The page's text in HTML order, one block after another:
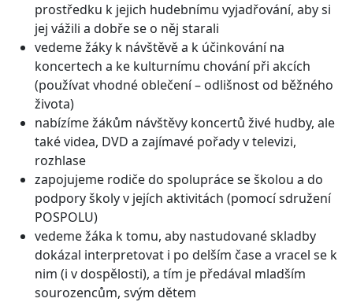
prostředku k jejich hudebnímu vyjadřování, aby si
jej vážili a dobře se o něj starali
vedeme žáky k návštěvě a k účinkování na
koncertech a ke kulturnímu chování při akcích
(používat vhodné oblečení – odlišnost od běžného
života)
nabízíme žákům návštěvy koncertů živé hudby, ale
také videa, DVD a zajímavé pořady v televizi,
rozhlase
zapojujeme rodiče do spolupráce se školou a do
podpory školy v jejích aktivitách (pomocí sdružení
POSPOLU)
vedeme žáka k tomu, aby nastudované skladby
dokázal interpretovat i po delším čase a vracel se k
nim (i v dospělosti), a tím je předával mladším
sourozencům, svým dětem